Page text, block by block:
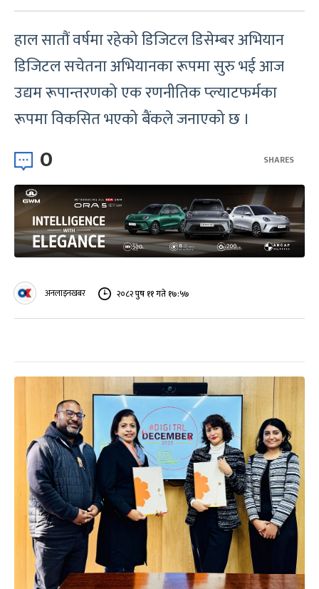
हाल सातौं वर्षमा रहेको डिजिटल डिसेम्बर अभियान
डिजिटल सचेतना अभियानका रूपमा सुरु भई आज
उद्यम रूपान्तरणको एक रणनीतिक प्ल्याटफर्मका
रूपमा विकसित भएको बैंकले जनाएको छ ।
0 SHARES
अनलाइनखबर २०८२ पुष ११ गते १७:५७